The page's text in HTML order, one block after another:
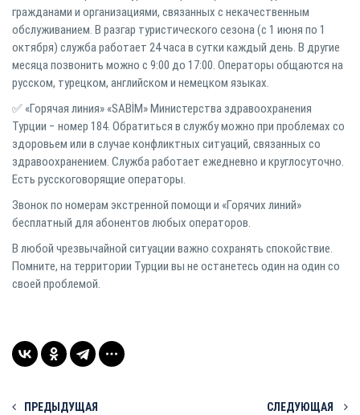
гражданами и организациями, связанных с некачественным
обслуживанием. В разгар туристического сезона (с 1 июня по 1
октября) служба работает 24 часа в сутки каждый день. В другие
месяца позвонить можно с 9:00 до 17:00. Операторы общаются на
русском, турецком, английском и немецком языках.
✅ «Горячая линия» «SABİM» Министерства здравоохранения
Турции − номер 184. Обратиться в службу можно при проблемах со
здоровьем или в случае конфликтных ситуаций, связанных со
здравоохранением. Служба работает ежедневно и круглосуточно.
Есть русскоговорящие операторы.
Звонок по номерам экстренной помощи и «Горячих линий»
бесплатный для абонентов любых операторов.
В любой чрезвычайной ситуации важно сохранять спокойствие.
Помните, на территории Турции вы не останетесь один на один со
своей проблемой.
ПРЕДЫДУЩАЯ СЛЕДУЮЩАЯ